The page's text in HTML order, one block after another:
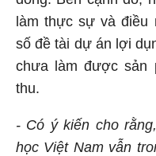
làm thực sự và điều
số đề tài dự án lợi
chưa làm được sản
thu.
- Có ý kiến cho
học Việt Nam vẫn